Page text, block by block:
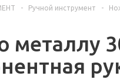
- Ручной инструмент -
металлу